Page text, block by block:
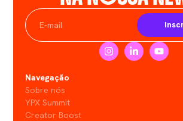
Navegação
Sobre nós
YPX Summit
Creator Boost